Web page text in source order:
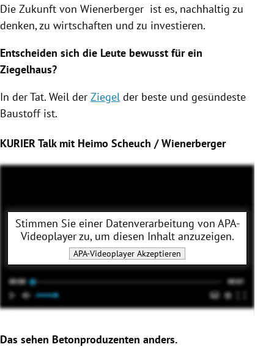
Die Zukunft von Wienerberger ist es, nachhaltig zu
denken, zu wirtschaften und zu investieren.
Entscheiden sich die Leute bewusst für ein
Ziegelhaus?
In der Tat. Weil der Ziegel der beste und gesündeste
Baustoff ist.
KURIER Talk mit Heimo Scheuch / Wienerberger
Stimmen Sie einer Datenverarbeitung von APA-
Videoplayerzu, um diesen Inhalt anzuzeigen.
APA-Videoplayer Akzeptieren
Das sehen Betonproduzenten anders.